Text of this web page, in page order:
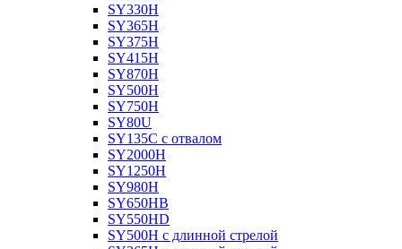
SY330H
SY365H
SY375H
SY415H
SY870H
SY500H
SY750H
SY80U
SY135C с отвалом
SY2000H
SY1250H
SY980H
SY650HB
SY550HD
SY500H с длинной стрелой